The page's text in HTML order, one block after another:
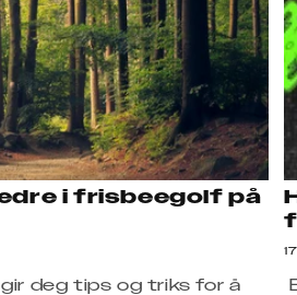
i frisbeegolf på
deg tips og triks for å